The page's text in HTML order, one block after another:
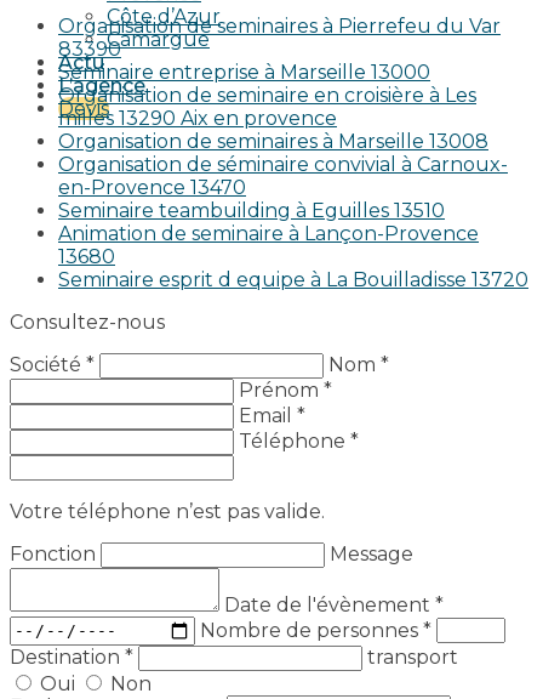
Côte d’Azur
Camargue
Actu
L’agence
Devis
Organisation de seminaires à Pierrefeu du Var
83390
Seminaire entreprise à Marseille 13000
Organisation de seminaire en croisière à Les
milles 13290 Aix en provence​
Organisation de seminaires à Marseille 13008
Organisation de séminaire convivial à Carnoux-
en-Provence 13470
Seminaire teambuilding à Eguilles 13510
Animation de seminaire à Lançon-Provence
13680
Seminaire esprit d equipe à La Bouilladisse 13720
Consultez-nous
Société *
Nom *
Prénom *
Email *
Téléphone *
Votre téléphone n’est pas valide.
Fonction
Message
Date de l'évènement *
Nombre de personnes *
Destination *
transport
Oui
Non